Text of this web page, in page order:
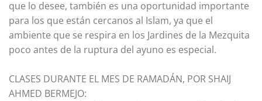
que lo desee, también es una oportunidad importante
para los que están cercanos al Islam, ya que el
ambiente que se respira en los Jardines de la Mezquita
poco antes de la ruptura del ayuno es especial.
CLASES DURANTE EL MES DE RAMADÁN, POR SHAIJ
AHMED BERMEJO: